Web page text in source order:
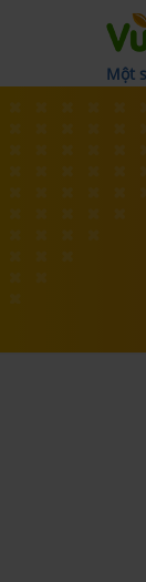
Một